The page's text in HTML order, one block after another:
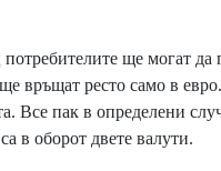
ще могат да
връщат ресто само в
Все пак в определени
в оборот двете валути.